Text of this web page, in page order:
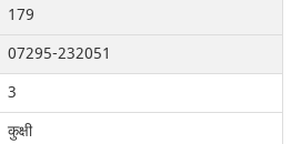
179
07295-232051
3
कुक्षी